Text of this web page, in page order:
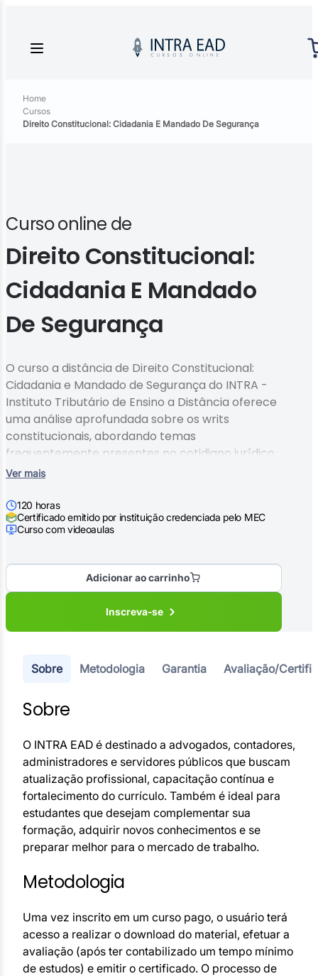
Home
Cursos
Direito Constitucional: Cidadania E Mandado De Segurança
Curso online de
Direito Constitucional:
Cidadania E Mandado
De Segurança
O curso a distância de Direito Constitucional:
Cidadania e Mandado de Segurança do INTRA -
Instituto Tributário de Ensino a Distância oferece
uma análise aprofundada sobre os writs
constitucionais, abordando temas
frequentemente presentes no cotidiano jurídico.
Com base em fontes renomadas, como decisões
curso visa proporcionar uma compreensão clara
e objetiva, focando nas aplicações práticas da
legislação. A metodologia é centrada na
doutrinas consolidadas, sem recorrer a análises
filosóficas ou hermenêuticas complexas. O
objetivo é caminhar com os alunos na
compreensão do ordenamento jurídico
Ver mais
120 horas
Certificado emitido por instituição credenciada pelo MEC
Curso com videoaulas
Inscreva-se
Adicionar ao carrinho
Sobre Metodologia Garantia Avaliação/
Sobre
O INTRA EAD é destinado a advogados, contadores,
administradores e servidores públicos que buscam
atualização profissional, capacitação contínua e
fortalecimento do currículo. Também é ideal para
estudantes que desejam complementar sua
formação, adquirir novos conhecimentos e se
preparar melhor para o mercado de trabalho.
Metodologia
Uma vez inscrito em um curso pago, o usuário terá
acesso a realizar o download do material, efetuar a
avaliação (após ter contabilizado um tempo mínimo
de estudos) e emitir o certificado. O processo de